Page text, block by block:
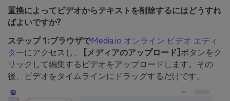
置換によってビデオからテキストを削除するにはどうすれ
ばよいですか?
ステップ 1:ブラウザでMedia.io オンライン ビデオ エディ
ターにアクセスし、 [メディアのアップロード] ボタンをク
リックして編集するビデオをアップロードします。その
後、ビデオをタイムラインにドラッグするだけです。